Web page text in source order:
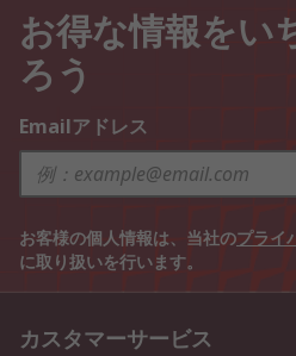
お得な情報をい
ろう
Emailアドレス
お客様の個人情報は、当社のプライ
に取り扱いを行います。
カスタマーサービス